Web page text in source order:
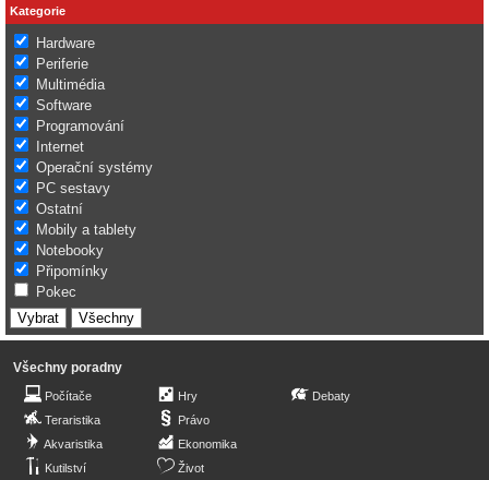
Kategorie
Hardware
Periferie
Multimédia
Software
Programování
Internet
Operační systémy
PC sestavy
Ostatní
Mobily a tablety
Notebooky
Připomínky
Pokec
Všechny poradny
Počítače
Teraristika
Akvaristika
Kutilství
Hry
Právo
Ekonomika
Život
Debaty